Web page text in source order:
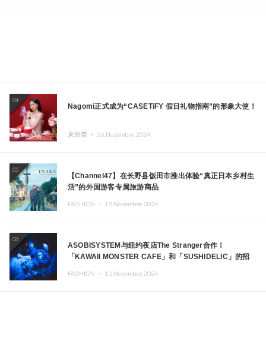
04
Nagomi正式成为“CASETiFY 假日礼物指南”的形象大使！
未分类 ・ 26.November.2024
05
【Channel47】在长野县饭田市推出体验“真正日本乡村生
活”的外国游客专属旅游商品
FASHION ・ 19.November.2024
06
ASOBISYSTEM与纽约夜店The Stranger合作！
「KAWAII MONSTER CAFE」和「SUSHIDELIC」的招
FASHION ・ 15.November.2024